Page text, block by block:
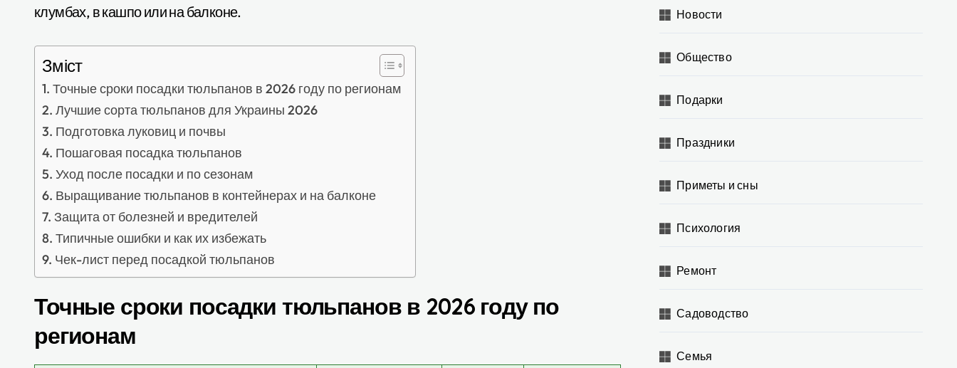
клумбах, в кашпо или на балконе.
Зміст
Точные сроки посадки тюльпанов в 2026 году по регионам
Лучшие сорта тюльпанов для Украины 2026
Подготовка луковиц и почвы
Пошаговая посадка тюльпанов
Уход после посадки и по сезонам
Выращивание тюльпанов в контейнерах и на балконе
Защита от болезней и вредителей
Типичные ошибки и как их избежать
Чек-лист перед посадкой тюльпанов
Точные сроки посадки тюльпанов в 2026 году по
регионам
Новости
Общество
Подарки
Праздники
Приметы и сны
Психология
Ремонт
Садоводство
Семья